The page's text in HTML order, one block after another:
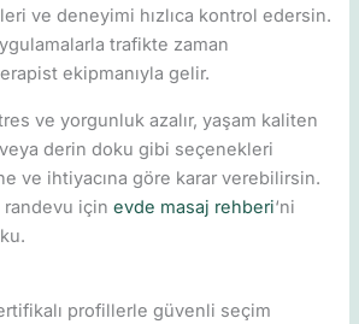
ve deneyimi hızlıca kontrol edersin.
trafikte zaman
ekipmanıyla gelir.
ve yorgunluk azalır, yaşam kaliten
derin doku gibi seçenekleri
ve ihtiyacına göre karar verebilirsin.
randevu içinevde masaj rehberi‘ni
profillerle güvenli seçim